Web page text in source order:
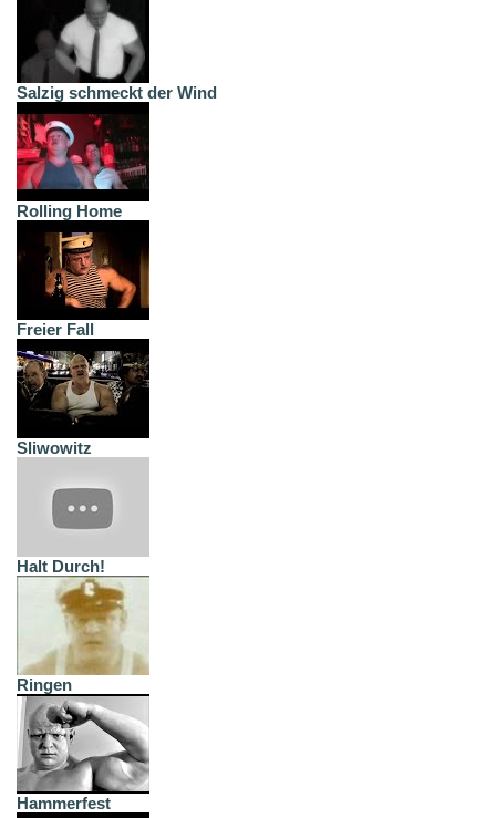
Salzig schmeckt der Wind
Rolling Home
Freier Fall
Sliwowitz
Halt Durch!
Ringen
Hammerfest